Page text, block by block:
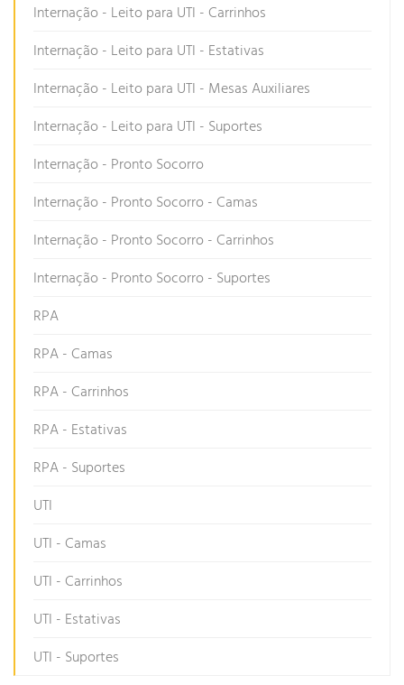
Internação - Leito para UTI - Carrinhos
Internação - Leito para UTI - Estativas
Internação - Leito para UTI - Mesas Auxiliares
Internação - Leito para UTI - Suportes
Internação - Pronto Socorro
Internação - Pronto Socorro - Camas
Internação - Pronto Socorro - Carrinhos
Internação - Pronto Socorro - Suportes
RPA
RPA - Camas
RPA - Carrinhos
RPA - Estativas
RPA - Suportes
UTI
UTI - Camas
UTI - Carrinhos
UTI - Estativas
UTI - Suportes